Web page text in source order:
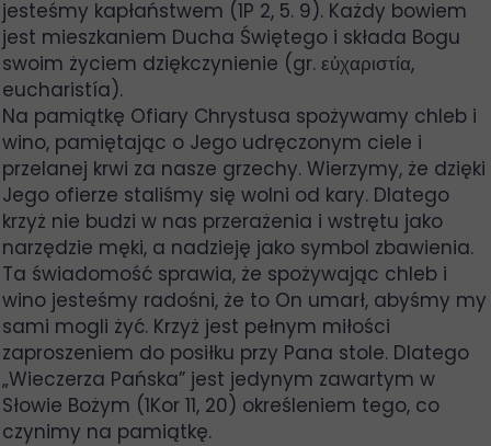
jesteśmy kapłaństwem (1P 2, 5. 9). Każdy bowiem
jest mieszkaniem Ducha Świętego i składa Bogu
swoim życiem dziękczynienie (gr. εὐχαριστία,
eucharistía).
Na pamiątkę Ofiary Chrystusa spożywamy chleb i
wino, pamiętając o Jego udręczonym ciele i
przelanej krwi za nasze grzechy. Wierzymy, że dzięki
Jego ofierze staliśmy się wolni od kary. Dlatego
krzyż nie budzi w nas przerażenia i wstrętu jako
narzędzie męki, a nadzieję jako symbol zbawienia.
Ta świadomość sprawia, że spożywając chleb i
wino jesteśmy radośni, że to On umarł, abyśmy my
sami mogli żyć. Krzyż jest pełnym miłości
zaproszeniem do posiłku przy Pana stole. Dlatego
„Wieczerza Pańska” jest jedynym zawartym w
Słowie Bożym (1Kor 11, 20) określeniem tego, co
czynimy na pamiątkę.